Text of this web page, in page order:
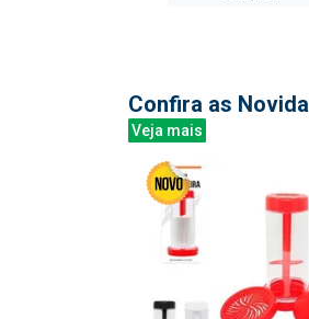
Confira as
Veja mais